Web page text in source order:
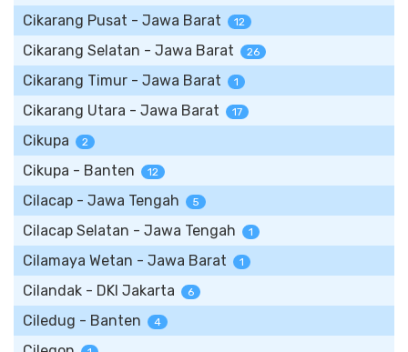
Cikarang Pusat - Jawa Barat 12
Cikarang Selatan - Jawa Barat 26
Cikarang Timur - Jawa Barat 1
Cikarang Utara - Jawa Barat 17
Cikupa 2
Cikupa - Banten 12
Cilacap - Jawa Tengah 5
Cilacap Selatan - Jawa Tengah 1
Cilamaya Wetan - Jawa Barat 1
Cilandak - DKI Jakarta 6
Ciledug - Banten 4